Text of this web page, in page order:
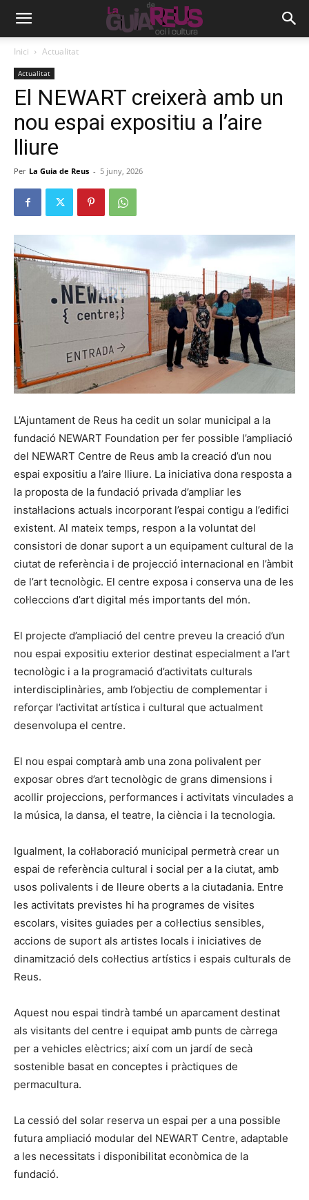
Inici Actualitat
Actualitat
El NEWART creixerà amb un
nou espai expositiu a l’aire
lliure
Per La Guia de Reus - 5 juny, 2026
L’Ajuntament de Reus ha cedit un solar municipal a la
fundació NEWART Foundation per fer possible l’ampliació
del NEWART Centre de Reus amb la creació d’un nou
espai expositiu a l’aire lliure. La iniciativa dona resposta a
la proposta de la fundació privada d’ampliar les
instal·lacions actuals incorporant l’espai contigu a l’edifici
existent. Al mateix temps, respon a la voluntat del
consistori de donar suport a un equipament cultural de la
ciutat de referència i de projecció internacional en l’àmbit
de l’art tecnològic. El centre exposa i conserva una de les
col·leccions d’art digital més importants del món.
El projecte d’ampliació del centre preveu la creació d’un
nou espai expositiu exterior destinat especialment a l’art
tecnològic i a la programació d’activitats culturals
interdisciplinàries, amb l’objectiu de complementar i
reforçar l’activitat artística i cultural que actualment
desenvolupa el centre.
El nou espai comptarà amb una zona polivalent per
exposar obres d’art tecnològic de grans dimensions i
acollir projeccions, performances i activitats vinculades a
la música, la dansa, el teatre, la ciència i la tecnologia.
Igualment, la col·laboració municipal permetrà crear un
espai de referència cultural i social per a la ciutat, amb
usos polivalents i de lleure oberts a la ciutadania. Entre
les activitats previstes hi ha programes de visites
escolars, visites guiades per a col·lectius sensibles,
accions de suport als artistes locals i iniciatives de
dinamització dels col·lectius artístics i espais culturals de
Reus.
Aquest nou espai tindrà també un aparcament destinat
als visitants del centre i equipat amb punts de càrrega
per a vehicles elèctrics; així com un jardí de secà
sostenible basat en conceptes i pràctiques de
permacultura.
La cessió del solar reserva un espai per a una possible
futura ampliació modular del NEWART Centre, adaptable
a les necessitats i disponibilitat econòmica de la
fundació.